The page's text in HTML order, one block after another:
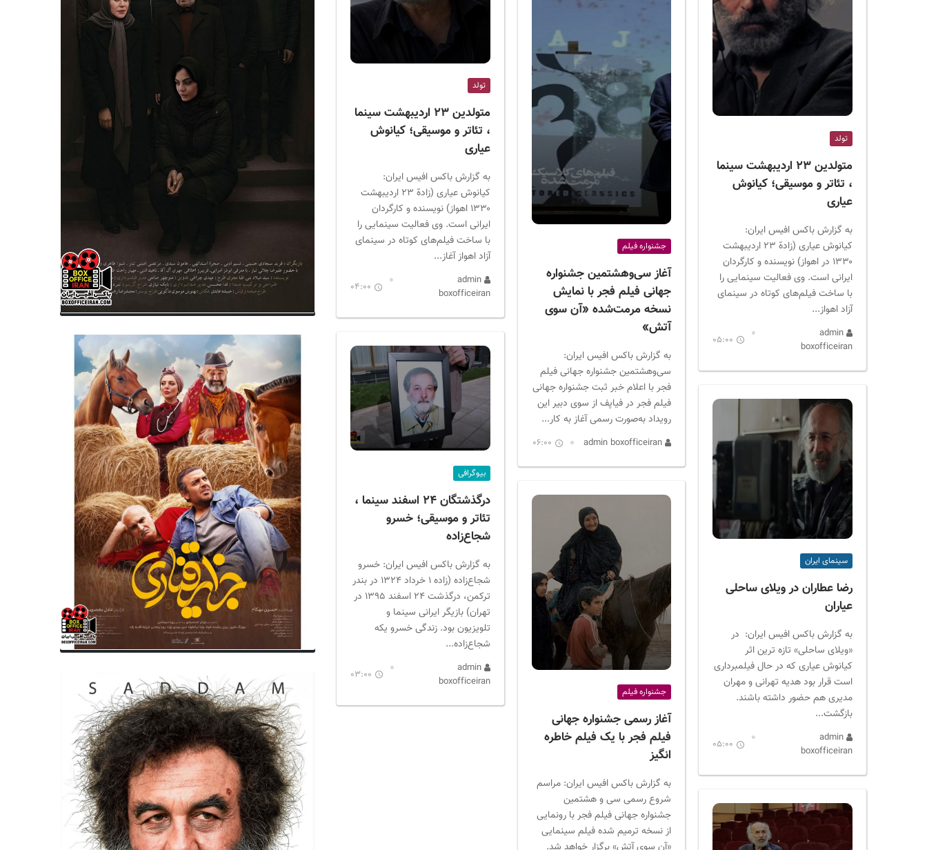
تولد
متولدین ۲۳ اردیبهشت سینما
، تئاتر و موسیقی؛ کیانوش
عیاری
به گزارش باکس افیس ایران:
کیانوش عیاری (زادهّ ۲۳ اردیبهشت
۱۳۳۰ در اهواز) نویسنده و کارگردان
ایرانی است. وی فعالیت سینمایی را
با ساخت فیلم‌های کوتاه در سینمای
آزاد اهواز...
admin
boxofficeiran
05:00
سینمای ایران
رضا عطاران در ویلای ساحلی
عیاران
به گزارش باکس افیس ایران: در
«ویلای ساحلی» تازه ترین اثر
کیانوش عیاری که در حال فیلمبرداری
است قرار بود هدیه تهرانی و مهران
مدیری هم حضور داشته باشند.
بازگشت...
admin
boxofficeiran
05:00
جشنواره فیلم
آغاز سی‌وهشتمین جشنواره
جهانی فیلم فجر با نمایش
نسخه مرمت‌شده «آن سوی
آتش»
به گزارش باکس افیس ایران:
سی‌وهشتمین جشنواره جهانی فیلم
فجر با اعلام خبر ثبت جشنواره جهانی
فیلم فجر در فیاپف از سوی دبیر این
رویداد به‌صورت رسمی آغاز به کار...
admin boxofficeiran
06:00
جشنواره فیلم
آغاز رسمی جشنواره جهانی
فیلم فجر با یک فیلم خاطره
انگیز
به گزارش باکس افیس ایران: مراسم
شروع رسمی سی‌ و هشتمین
جشنواره جهانی فیلم فجر با رونمایی
از نسخه ترمیم شده فیلم سینمایی
تولد
متولدین ۲۳ اردیبهشت سینما
، تئاتر و موسیقی؛ کیانوش
عیاری
به گزارش باکس افیس ایران:
کیانوش عیاری (زادهّ ۲۳ اردیبهشت
۱۳۳۰ اهواز) نویسنده و کارگردان
ایرانی است. وی فعالیت سینمایی را
با ساخت فیلم‌های کوتاه در سینمای
آزاد اهواز آغاز...
admin
boxofficeiran
04:00
بیوگرافی
درگذشتگان ۲۴ اسفند سینما ،
تئاتر و موسیقی؛ خسرو
شجاع‌زاده
به گزارش باکس افیس ایران: خسرو
شجاع‌زاده (زاده ۱ خرداد ۱۳۲۴ در بندر
ترکمن، درگذشت ۲۴ اسفند ۱۳۹۵ در
تهران) بازیگر ایرانی سینما و
تلویزیون بود. زندگی خسرو یکه
شجاع‌زاده...
admin
boxofficeiran
03:00